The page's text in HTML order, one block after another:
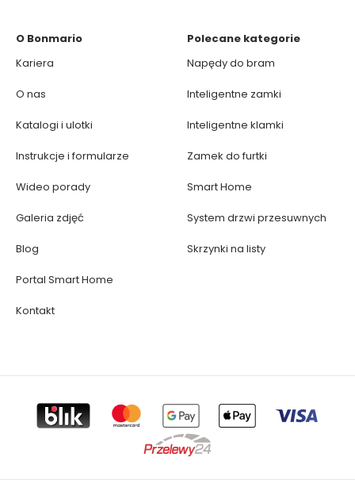
O Bonmario
Kariera
O nas
Katalogi i ulotki
Instrukcje i formularze
Wideo porady
Galeria zdjęć
Blog
Portal Smart Home
Kontakt
Polecane kategorie
Napędy do bram
Inteligentne zamki
Inteligentne klamki
Zamek do furtki
Smart Home
System drzwi przesuwnych
Skrzynki na listy